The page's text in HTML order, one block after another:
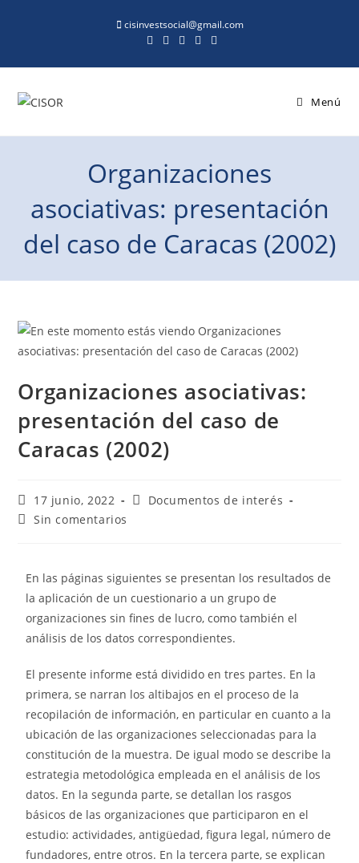
cisinvestsocial@gmail.com
Menú
Organizaciones
asociativas: presentación
del caso de Caracas (2002)
Organizaciones asociativas:
presentación del caso de
Caracas (2002)
17 junio, 2022
Documentos de interés
Sin comentarios
En las páginas siguientes se presentan los resultados de
la aplicación de un cuestionario a un grupo de
organizaciones sin fines de lucro, como también el
análisis de los datos correspondientes.
El presente informe está dividido en tres partes. En la
primera, se narran los altibajos en el proceso de la
recopilación de información, en particular en cuanto a la
ubicación de las organizaciones seleccionadas para la
constitución de la muestra. De igual modo se describe la
estrategia metodológica empleada en el análisis de los
datos. En la segunda parte, se detallan los rasgos
básicos de las organizaciones que participaron en el
estudio: actividades, antigüedad, figura legal, número de
fundadores, entre otros. En la tercera parte, se explican